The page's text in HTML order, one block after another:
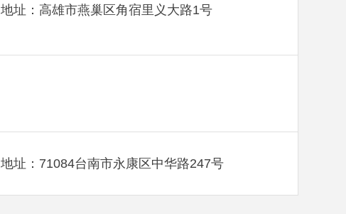
地址：高雄市燕巢区角宿里义大路1号
地址：71084台南市永康区中华路247号